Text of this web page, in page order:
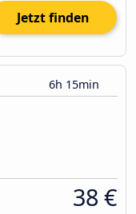
Jetzt finden
6h 15min
38 €